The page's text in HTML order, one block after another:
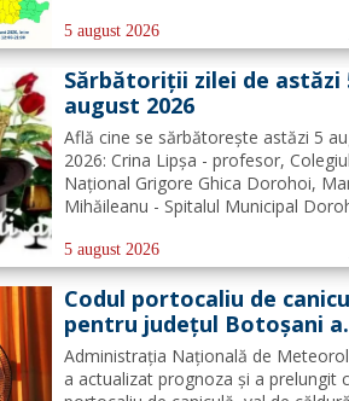
temperatură-umezeală va depăși
critic de 80 de unități. Nopțile vor
tropicale, cu minime...
5 august 2026
Sărbătoriții zilei de astăzi
august 2026
Află cine se sărbătoreşte astăzi 5
2026: Crina Lipșa - profesor, Colegiul
Național Grigore Ghica Dorohoi,
Mihăileanu - Spitalul Municipal
Redacția Dorohoi News urează
mulți ani! Completează lista
din Dorohoi, la...
5 august 2026
Codul portocaliu de
pentru județul Botoșani a
fost prelungit
Administrația Națională de
a actualizat prognoza și a prelungit